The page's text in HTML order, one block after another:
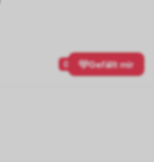
0 Gefällt mir